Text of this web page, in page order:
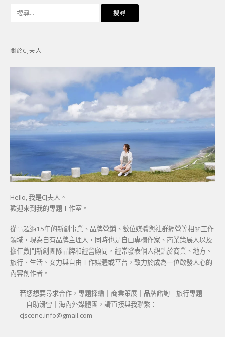
字:
關於CJ夫人
Hello, 我是CJ夫人。
歡迎來到我的專題工作室。
從事超過15年的新創事業、品牌營銷、數位媒體與社群經營等相關工作
領域，現為自有品牌主理人，同時也是自由專欄作家、商業策展人以及
擔任數間新創團隊品牌和經營顧問，經常發表個人觀點於商業、地方、
旅行、生活、女力與自由工作媒體或平台，致力於成為一位啟發人心的
內容創作者。
若您想要尋求合作，專題採編｜商業策展｜品牌諮詢｜旅行專題
｜自助滑雪｜海內外媒體團，請直接與我聯繫：
cjscene.info@gmail.com